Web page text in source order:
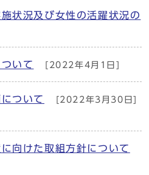
状況及び女性の活躍状況の
いて [2022年4月1日]
ついて
[2022年3月30日]
向けた取組方針について